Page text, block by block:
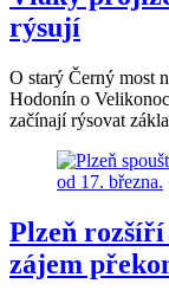
rýsují
O starý Černý most
Hodonín o
začínají rýsovat
Plzeň
zájem